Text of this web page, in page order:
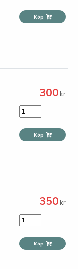
Köp
300 kr
Köp
350 kr
Köp